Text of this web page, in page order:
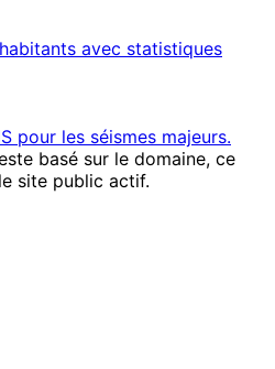
avec statistiques
pour les séismes majeurs.
basé sur le domaine, ce
site public actif.